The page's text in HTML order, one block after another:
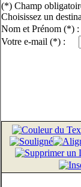
(*) Champ
Choisissez un
Nom et Prénom (*) :
Votre e-mail (*) :